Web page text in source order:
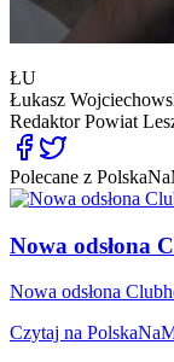
ŁU
Łukasz
RedaktorPowiat
Polecane z
Nowa odsłona
Nowa odsłona
Czytaj na